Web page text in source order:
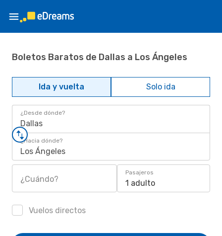
Boletos Baratos de Dallas a Los Ángeles
Ida y vuelta Solo ida
¿Desde dónde?
Dallas
¿Hacia dónde?
Los Ángeles
¿Cuándo?
Pasajeros
1 adulto
Vuelos directos